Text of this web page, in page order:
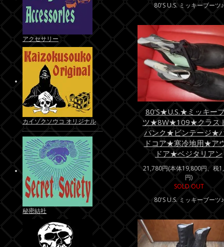
80'S U.S. ミッキーブーツ♪
80’S★U.S.★ミッキー
ツ★8W★109★クラス
パンク★ビンテージ★
ドコア★寒冷地用★ア
ドア★ベジタリアン
21,780円(本体19,800円、税
円)
SOLD OUT
80'S U.S. ミッキーブーツ♪
アクセサリー
カイゾクソウコ オリジナル
秘密結社